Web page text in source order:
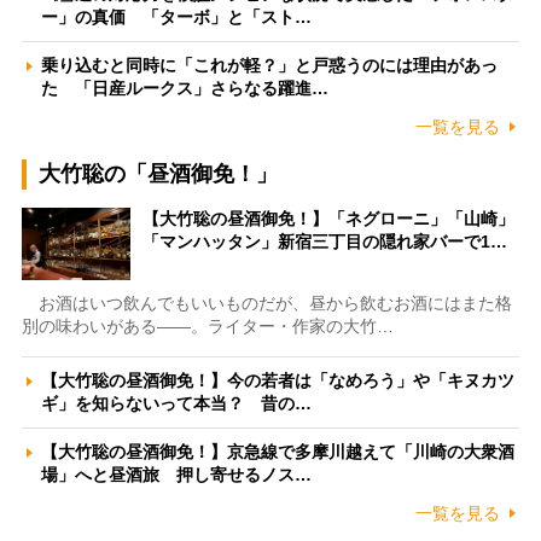
ー」の真価 「ターボ」と「スト…
乗り込むと同時に「これが軽？」と戸惑うのには理由があっ
た 「日産ルークス」さらなる躍進…
一覧を見る
大竹聡の「昼酒御免！」
【大竹聡の昼酒御免！】「ネグローニ」「山崎」
「マンハッタン」新宿三丁目の隠れ家バーで1…
お酒はいつ飲んでもいいものだが、昼から飲むお酒にはまた格
別の味わいがある――。ライター・作家の大竹…
【大竹聡の昼酒御免！】今の若者は「なめろう」や「キヌカツ
ギ」を知らないって本当？ 昔の…
【大竹聡の昼酒御免！】京急線で多摩川越えて「川崎の大衆酒
場」へと昼酒旅 押し寄せるノス…
一覧を見る